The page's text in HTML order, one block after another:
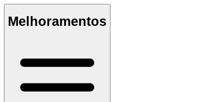
Melhoramentos